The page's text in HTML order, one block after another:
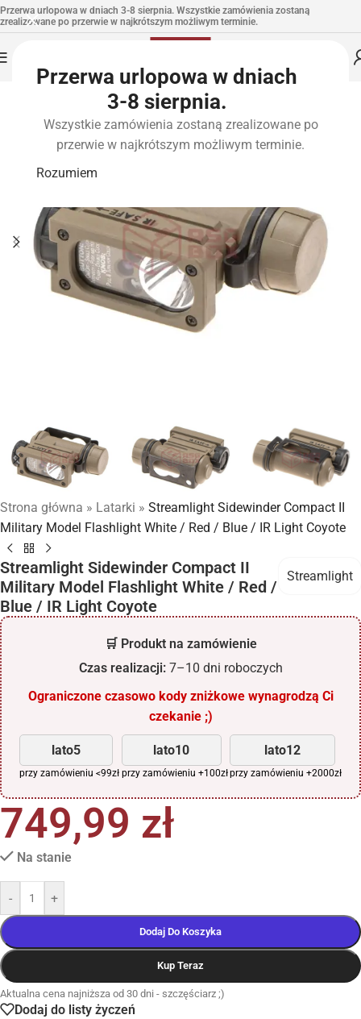
Przerwa urlopowa w dniach
3-8 sierpnia.
Wszystkie zamówienia zostaną zrealizowane po
przerwie w najkrótszym możliwym terminie.
Rozumiem
Przerwa urlopowa w dniach 3-8 sierpnia. Wszystkie zamówienia zostaną
zrealizowane po przerwie w najkrótszym możliwym terminie.
Strona główna » Latarki » Streamlight Sidewinder Compact II
Military Model Flashlight White / Red / Blue / IR Light Coyote
Streamlight Sidewinder Compact II
Military Model Flashlight White / Red /
Blue / IR Light Coyote
Streamlight
🛒 Produkt na zamówienie
Czas realizacji:7–10 dni roboczych
Ograniczone czasowo kody zniżkowe wynagrodzą Ci
czekanie ;)
lato5
przy zamówieniu <99zł
lato10
przy zamówieniu +100zł
lato12
przy zamówieniu +2000zł
749,99 zł
Na stanie
- +
Dodaj Do Koszyka
Kup Teraz
Aktualna cena najniższa od 30 dni - szczęściarz ;)
Dodaj do listy życzeń